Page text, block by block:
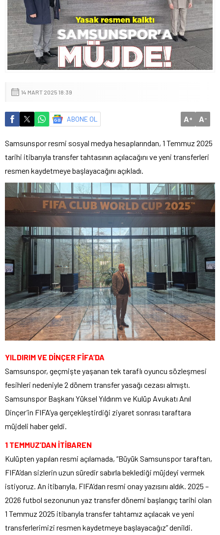
14 MART 2025 18:39
ABONE OL A+ A-
Samsunspor resmi sosyal medya hesaplarından, 1 Temmuz 2025
tarihi itibarıyla transfer tahtasının açılacağını ve yeni transferleri
resmen kaydetmeye başlayacağını açıkladı.
YILDIRIM VE DİNÇER FİFA’DA
Samsunspor, geçmişte yaşanan tek taraflı oyuncu sözleşmesi
fesihleri nedeniyle 2 dönem transfer yasağı cezası almıştı.
Samsunspor Başkanı Yüksel Yıldırım ve Kulüp Avukatı Anıl
Dinçer’in FIFA’ya gerçekleştirdiği ziyaret sonrası taraftara
müjdeli haber geldi.
1 TEMMUZ’DAN İTİBAREN
Kulüpten yapılan resmi açılamada, “Büyük Samsunspor taraftarı,
FIFA’dan sizlerin uzun süredir sabırla beklediği müjdeyi vermek
istiyoruz. An itibarıyla, FIFA’dan resmi onay yazısını aldık. 2025 –
2026 futbol sezonunun yaz transfer dönemi başlangıç tarihi olan
1 Temmuz 2025 itibarıyla transfer tahtamız açılacak ve yeni
transferlerimizi resmen kaydetmeye başlayacağız” denildi.